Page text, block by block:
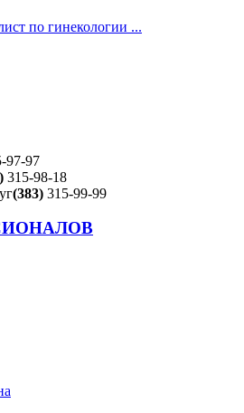
по гинекологии ...
97-97
315-98-18
(383) 315-99-99